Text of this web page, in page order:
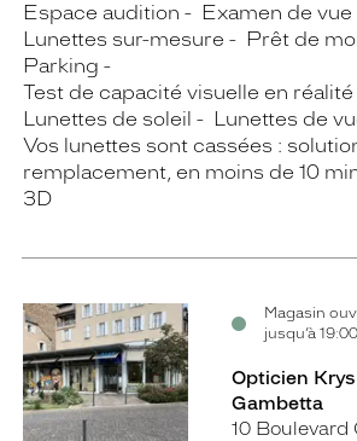
Espace audition
Examen de vue
Lunettes sur-mesure
Prêt de
Parking
Test de capacité visuelle en
Lunettes de soleil
Lunettes de
Vos lunettes sont cassées :
remplacement, en moins de 10
3D
Magasin
jusqu’à 19:00
Opticien Krys
Gambetta
10 Boulevard